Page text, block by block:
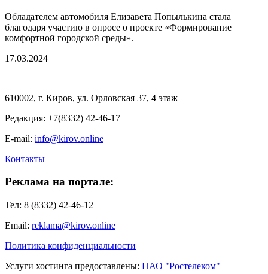
Обладателем автомобиля Елизавета Попылькина стала
благодаря участию в опросе о проекте «Формирование
комфортной городской среды».
17.03.2024
610002, г. Киров, ул. Орловская 37, 4 этаж
Редакция: +7(8332) 42-46-17
E-mail: info@kirov.online
Контакты
Реклама на портале:
Тел: 8 (8332) 42-46-12
Email: reklama@kirov.online
Политика конфиденциальности
Услуги хостинга предоставлены: ПАО "Ростелеком"